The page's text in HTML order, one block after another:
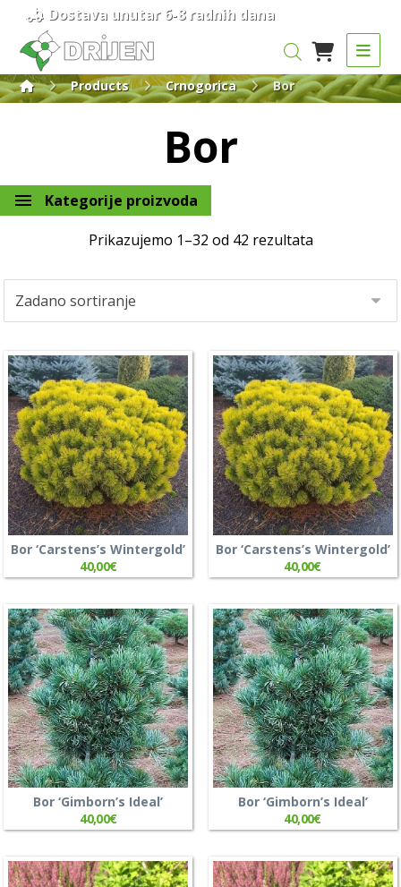
Dostava unutar 6-8 radnih dana
Products Crnogorica Bor
Bor
Kategorije proizvoda
Prikazujemo 1–32 od 42 rezultata
Bor ‘Carstens’s Wintergold’
40,00€
Bor ‘Carstens’s Wintergold’
40,00€
Bor ‘Gimborn’s Ideal’
40,00€
Bor ‘Gimborn’s Ideal’
40,00€